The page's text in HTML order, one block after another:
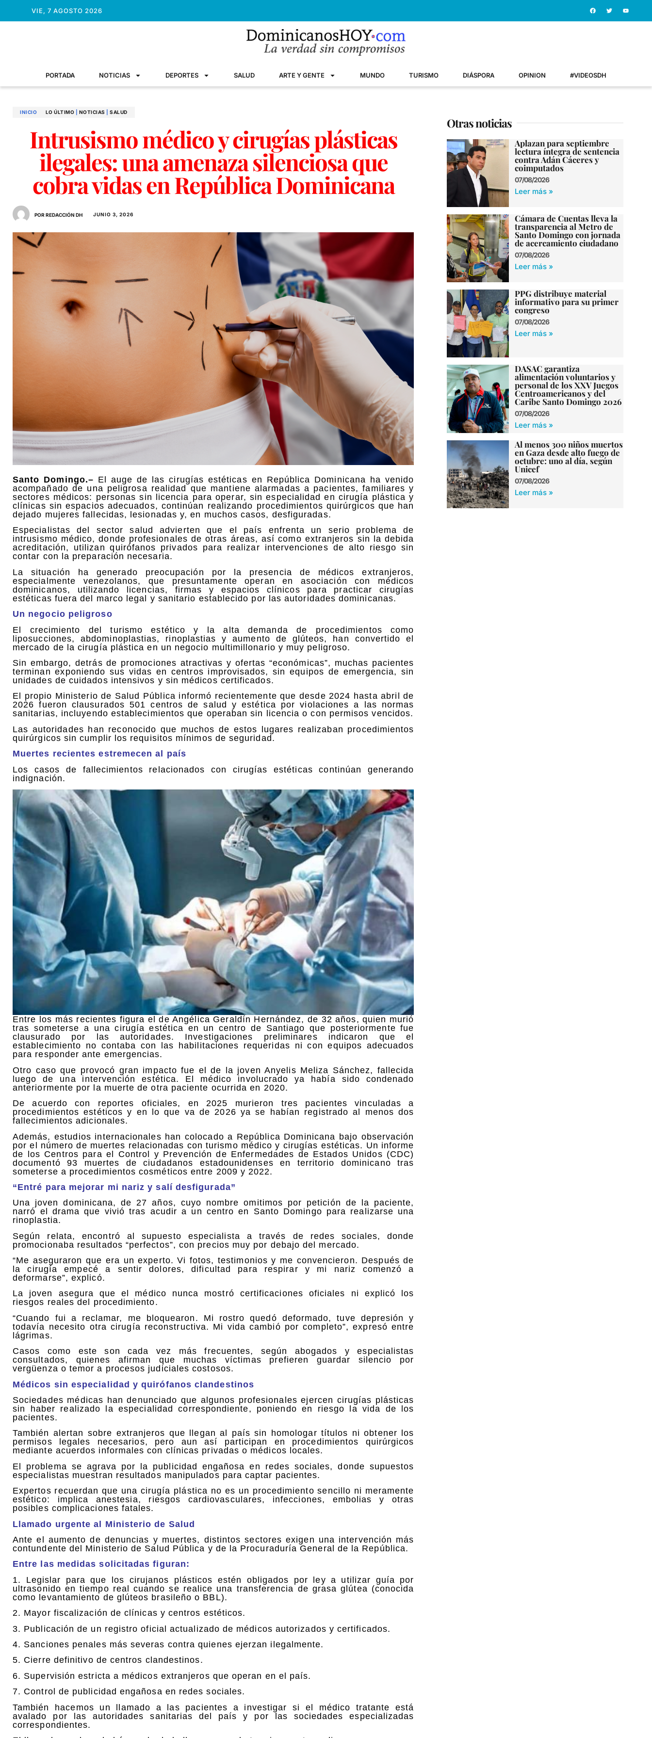
VIE, 7 AGOSTO 2026
PORTADA NOTICIAS DEPORTES SALUD ARTE Y GENTE MUNDO TURISMO DIÁSPORA OPINION #VIDEOSDH
INICIO LO ÚLTIMO NOTICIAS SALUD
Intrusismo médico y cirugías plásticas
ilegales: una amenaza silenciosa que
cobra vidas en República Dominicana
POR REDACCIÓN DH JUNIO 3, 2026
Santo Domingo.– El auge de las cirugías estéticas en República Dominicana ha venido
acompañado de una peligrosa realidad que mantiene alarmadas a pacientes, familiares y
sectores médicos: personas sin licencia para operar, sin especialidad en cirugía plástica y
clínicas sin espacios adecuados, continúan realizando procedimientos quirúrgicos que han
dejado mujeres fallecidas, lesionadas y, en muchos casos, desfiguradas.
Especialistas del sector salud advierten que el país enfrenta un serio problema de
intrusismo médico, donde profesionales de otras áreas, así como extranjeros sin la debida
acreditación, utilizan quirófanos privados para realizar intervenciones de alto riesgo sin
contar con la preparación necesaria.
La situación ha generado preocupación por la presencia de médicos extranjeros,
especialmente venezolanos, que presuntamente operan en asociación con médicos
dominicanos, utilizando licencias, firmas y espacios clínicos para practicar cirugías
estéticas fuera del marco legal y sanitario establecido por las autoridades dominicanas.
Un negocio peligroso
El crecimiento del turismo estético y la alta demanda de procedimientos como
liposucciones, abdominoplastias, rinoplastias y aumento de glúteos, han convertido el
mercado de la cirugía plástica en un negocio multimillonario y muy peligroso.
Sin embargo, detrás de promociones atractivas y ofertas “económicas”, muchas pacientes
terminan exponiendo sus vidas en centros improvisados, sin equipos de emergencia, sin
unidades de cuidados intensivos y sin médicos certificados.
El propio Ministerio de Salud Pública informó recientemente que desde 2024 hasta abril de
2026 fueron clausurados 501 centros de salud y estética por violaciones a las normas
sanitarias, incluyendo establecimientos que operaban sin licencia o con permisos vencidos.
Las autoridades han reconocido que muchos de estos lugares realizaban procedimientos
quirúrgicos sin cumplir los requisitos mínimos de seguridad.
Muertes recientes estremecen al país
Los casos de fallecimientos relacionados con cirugías estéticas continúan generando
indignación.
Entre los más recientes figura el de Angélica Geraldín Hernández, de 32 años, quien murió
tras someterse a una cirugía estética en un centro de Santiago que posteriormente fue
clausurado por las autoridades. Investigaciones preliminares indicaron que el
establecimiento no contaba con las habilitaciones requeridas ni con equipos adecuados
para responder ante emergencias.
Otro caso que provocó gran impacto fue el de la joven Anyelis Meliza Sánchez, fallecida
luego de una intervención estética. El médico involucrado ya había sido condenado
anteriormente por la muerte de otra paciente ocurrida en 2020.
De acuerdo con reportes oficiales, en 2025 murieron tres pacientes vinculadas a
procedimientos estéticos y en lo que va de 2026 ya se habían registrado al menos dos
fallecimientos adicionales.
Además, estudios internacionales han colocado a República Dominicana bajo observación
por el número de muertes relacionadas con turismo médico y cirugías estéticas. Un informe
de los Centros para el Control y Prevención de Enfermedades de Estados Unidos (CDC)
documentó 93 muertes de ciudadanos estadounidenses en territorio dominicano tras
someterse a procedimientos cosméticos entre 2009 y 2022.
“Entré para mejorar mi nariz y salí desfigurada”
Una joven dominicana, de 27 años, cuyo nombre omitimos por petición de la paciente,
narró el drama que vivió tras acudir a un centro en Santo Domingo para realizarse una
rinoplastia.
Según relata, encontró al supuesto especialista a través de redes sociales, donde
promocionaba resultados “perfectos”, con precios muy por debajo del mercado.
“Me aseguraron que era un experto. Vi fotos, testimonios y me convencieron. Después de
la cirugía empecé a sentir dolores, dificultad para respirar y mi nariz comenzó a
deformarse”, explicó.
La joven asegura que el médico nunca mostró certificaciones oficiales ni explicó los
riesgos reales del procedimiento.
“Cuando fui a reclamar, me bloquearon. Mi rostro quedó deformado, tuve depresión y
todavía necesito otra cirugía reconstructiva. Mi vida cambió por completo”, expresó entre
lágrimas.
Casos como este son cada vez más frecuentes, según abogados y especialistas
consultados, quienes afirman que muchas víctimas prefieren guardar silencio por
vergüenza o temor a procesos judiciales costosos.
Médicos sin especialidad y quirófanos clandestinos
Sociedades médicas han denunciado que algunos profesionales ejercen cirugías plásticas
sin haber realizado la especialidad correspondiente, poniendo en riesgo la vida de los
pacientes.
También alertan sobre extranjeros que llegan al país sin homologar títulos ni obtener los
permisos legales necesarios, pero aun así participan en procedimientos quirúrgicos
mediante acuerdos informales con clínicas privadas o médicos locales.
El problema se agrava por la publicidad engañosa en redes sociales, donde supuestos
especialistas muestran resultados manipulados para captar pacientes.
Expertos recuerdan que una cirugía plástica no es un procedimiento sencillo ni meramente
estético: implica anestesia, riesgos cardiovasculares, infecciones, embolias y otras
posibles complicaciones fatales.
Llamado urgente al Ministerio de Salud
Ante el aumento de denuncias y muertes, distintos sectores exigen una intervención más
contundente del Ministerio de Salud Pública y de la Procuraduría General de la República.
Entre las medidas solicitadas figuran:
1. Legislar para que los cirujanos plásticos estén obligados por ley a utilizar guía por
ultrasonido en tiempo real cuando se realice una transferencia de grasa glútea (conocida
como levantamiento de glúteos brasileño o BBL).
2. Mayor fiscalización de clínicas y centros estéticos.
3. Publicación de un registro oficial actualizado de médicos autorizados y certificados.
4. Sanciones penales más severas contra quienes ejerzan ilegalmente.
5. Cierre definitivo de centros clandestinos.
6. Supervisión estricta a médicos extranjeros que operan en el país.
7. Control de publicidad engañosa en redes sociales.
También hacemos un llamado a las pacientes a investigar si el médico tratante está
avalado por las autoridades sanitarias del país y por las sociedades especializadas
correspondientes.
Otras noticias
Aplazan para septiembre
lectura íntegra de sentencia
contra Adán Cáceres y
coimputados
07/08/2026
Leer más »
Cámara de Cuentas lleva la
transparencia al Metro de
Santo Domingo con jornada
de acercamiento ciudadano
07/08/2026
Leer más »
PPG distribuye material
informativo para su primer
congreso
07/08/2026
Leer más »
DASAC garantiza
alimentación voluntarios y
personal de los XXV Juegos
Centroamericanos y del
Caribe Santo Domingo 2026
07/08/2026
Leer más »
Al menos 300 niños muertos
en Gaza desde alto fuego de
octubre: uno al día, según
Unicef
07/08/2026
Leer más »